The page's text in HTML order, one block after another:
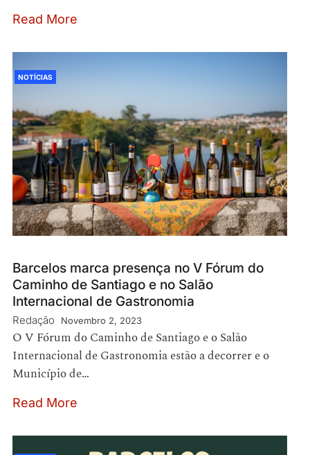
Read More
NOTÍCIAS
Barcelos marca presença no V Fórum do
Caminho de Santiago e no Salão
Internacional de Gastronomia
Redação Novembro 2, 2023
O V Fórum do Caminho de Santiago e o Salão
Internacional de Gastronomia estão a decorrer e o
Município de…
Read More